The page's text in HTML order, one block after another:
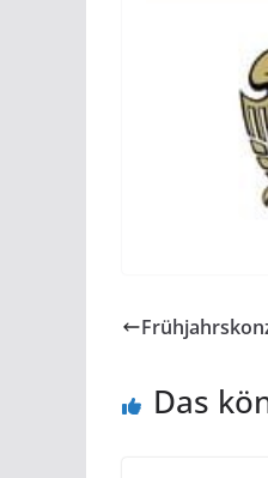
Das